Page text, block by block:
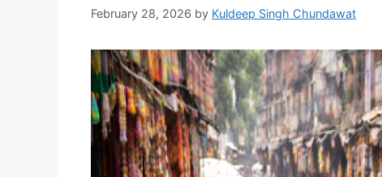
February 28, 2026 by Kuldeep Singh Chundawat